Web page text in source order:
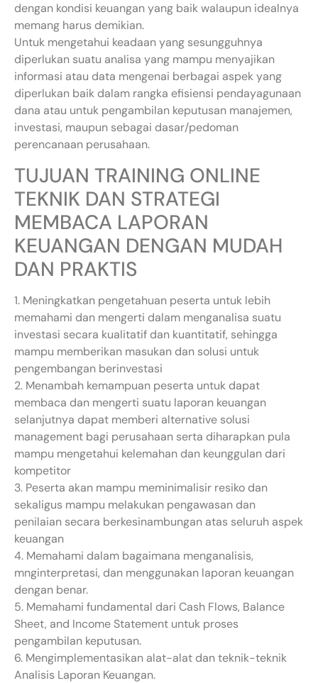
dengan kondisi keuangan yang baik walaupun idealnya
memang harus demikian.
Untuk mengetahui keadaan yang sesungguhnya
diperlukan suatu analisa yang mampu menyajikan
informasi atau data mengenai berbagai aspek yang
diperlukan baik dalam rangka efisiensi pendayagunaan
dana atau untuk pengambilan keputusan manajemen,
investasi, maupun sebagai dasar/pedoman
perencanaan perusahaan.
TUJUAN TRAINING ONLINE
TEKNIK DAN STRATEGI
MEMBACA LAPORAN
KEUANGAN DENGAN MUDAH
DAN PRAKTIS
1. Meningkatkan pengetahuan peserta untuk lebih
memahami dan mengerti dalam menganalisa suatu
investasi secara kualitatif dan kuantitatif, sehingga
mampu memberikan masukan dan solusi untuk
pengembangan berinvestasi
2. Menambah kemampuan peserta untuk dapat
membaca dan mengerti suatu laporan keuangan
selanjutnya dapat memberi alternative solusi
management bagi perusahaan serta diharapkan pula
mampu mengetahui kelemahan dan keunggulan dari
kompetitor
3. Peserta akan mampu meminimalisir resiko dan
sekaligus mampu melakukan pengawasan dan
penilaian secara berkesinambungan atas seluruh aspek
keuangan
4. Memahami dalam bagaimana menganalisis,
mnginterpretasi, dan menggunakan laporan keuangan
dengan benar.
5. Memahami fundamental dari Cash Flows, Balance
Sheet, and Income Statement untuk proses
pengambilan keputusan.
6. Mengimplementasikan alat-alat dan teknik-teknik
Analisis Laporan Keuangan.